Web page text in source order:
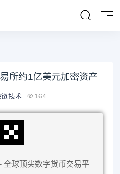
所约1亿美元加密资产
链技术 164
全球顶尖数字货币交易平